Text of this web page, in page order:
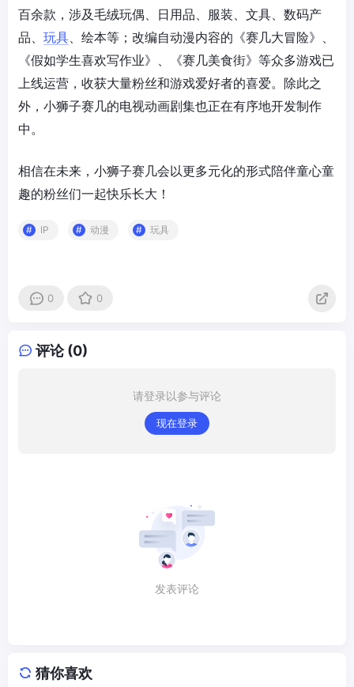
百余款，涉及毛绒玩偶、日用品、服装、文具、数码产
品、 玩具 、绘本等；改编自动漫内容的《赛几大冒险》、
《假如学生喜欢写作业》、《赛几美食街》等众多游戏已
上线运营，收获大量粉丝和游戏爱好者的喜爱。除此之
外，小狮子赛几的电视动画剧集也正在有序地开发制作
中。
相信在未来，小狮子赛几会以更多元化的形式陪伴童心童
趣的粉丝们一起快乐长大！
IP 动漫 玩具
0 0
评论 (0)
请登录以参与评论
现在登录
发表评论
猜你喜欢